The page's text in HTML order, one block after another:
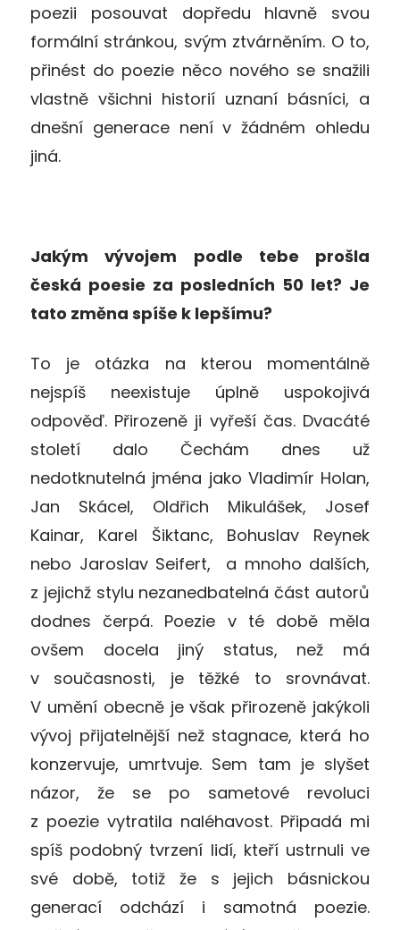
poezii posouvat dopředu hlavně svou
formální stránkou, svým ztvárněním. O to,
přinést do poezie něco nového se snažili
vlastně všichni historií uznaní básníci, a
dnešní generace není v žádném ohledu
jiná.
Jakým vývojem podle tebe prošla
česká poesie za posledních 50 let? Je
tato změna spíše k lepšímu?
To je otázka na kterou momentálně
nejspíš neexistuje úplně uspokojivá
odpověď. Přirozeně ji vyřeší čas. Dvacáté
století dalo Čechám dnes už
nedotknutelná jména jako Vladimír Holan,
Jan Skácel, Oldřich Mikulášek, Josef
Kainar, Karel Šiktanc, Bohuslav Reynek
nebo Jaroslav Seifert, a mnoho dalších,
z jejichž stylu nezanedbatelná část autorů
dodnes čerpá. Poezie v té době měla
ovšem docela jiný status, než má
v současnosti, je těžké to srovnávat.
V umění obecně je však přirozeně jakýkoli
vývoj přijatelnější než stagnace, která ho
konzervuje, umrtvuje. Sem tam je slyšet
názor, že se po sametové revoluci
z poezie vytratila naléhavost. Připadá mi
spíš podobný tvrzení lidí, kteří ustrnuli ve
své době, totiž že s jejich básnickou
generací odchází i samotná poezie.